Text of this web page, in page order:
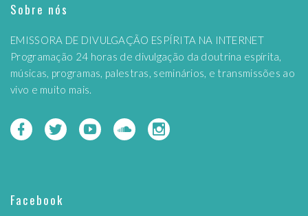
Sobre nós
EMISSORA DE DIVULGAÇÃO ESPÍRITA NA INTERNET
Programação 24 horas de divulgação da doutrina espírita,
músicas, programas, palestras, seminários, e transmissões ao
vivo e muito mais.
Facebook